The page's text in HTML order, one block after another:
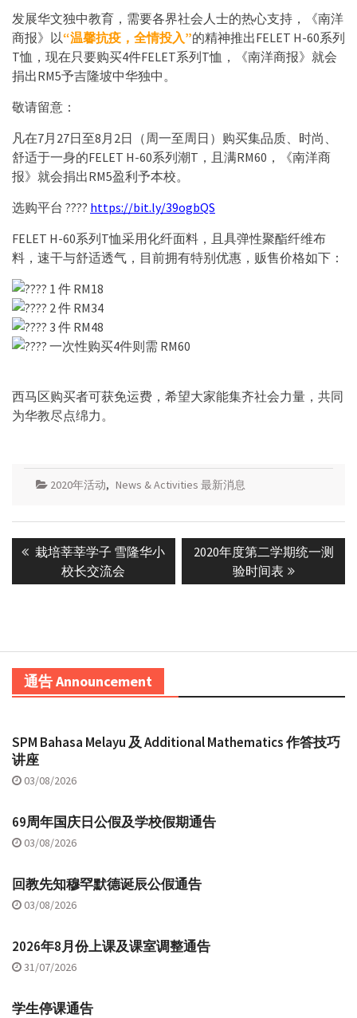
发展华文独中教育，需要各界社会人士的热心支持，《南洋
商报》以“️温馨抗疫，全情投入”的精神推出FELET H-60系列
T恤，现在只要购买4件FELET系列T恤，《南洋商报》就会
捐出RM5予吉隆坡中华独中。
敬请留意：
凡在7月27日至8月2日（周一至周日）购买集品质、时尚、
舒适于一身的FELET H-60系列潮T，且满RM60，《南洋商
报》就会捐出RM5盈利予本校。
选购平台 ???? https://bit.ly/39ogbQS
FELET H-60系列T恤采用化纤面料，且具弹性聚酯纤维布
料，速干与舒适透气，目前拥有特别优惠，贩售价格如下：
1 件 RM18
2 件 RM34
3 件 RM48
一次性购买4件则需 RM60
西马区购买者可获免运费，希望大家能集齐社会力量， 共同
为华教尽点绵力。
2020年活动, News & Activities 最新消息
navigation
Previous
post:
栽培莘莘学子 雪隆华小
校长交流会
Next
2020年度第二学期统一测
验时间表
通告 Announcement
SPM Bahasa Melayu 及 Additional Mathematics 作答技巧
讲座
03/08/2026
69周年国庆日公假及学校假期通告
03/08/2026
回教先知穆罕默德诞辰公假通告
03/08/2026
2026年8月份上课及课室调整通告
31/07/2026
学生停课通告